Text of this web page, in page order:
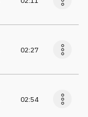
02:27
02:54